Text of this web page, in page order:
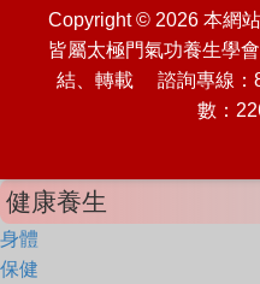
Copyright © 2026 本網
皆屬太極門氣功養生學
結、轉載 諮詢專線：
數：
健康養生
身體
保健